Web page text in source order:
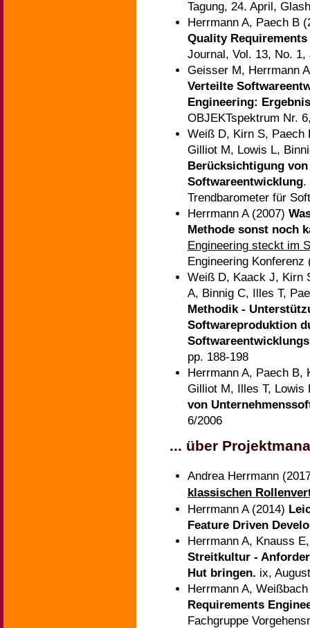
Tagung, 24. April,
Herrmann A, Paech B
Quality
Journal, Vol. 13, No.
Geisser M, Herrmann
Verteilte
Engineering:
OBJEKTspektrum Nr.
Weiß D, Kirn S, Paech
Gilliot M, Lowis L,
Berücksichtigung
Softwareentwicklung.
Trendbarometer für
Herrmann A (2007)
Methode sonst noch
Engineering steckt im
Engineering
Weiß D, Kaack J, Kirn
A, Binnig C, Illes T,
Methodik -
Softwareproduktion
pp. 188-198
Herrmann A, Paech B,
Gilliot M, Illes T,
von
6/2006
... über
Andrea Herrmann
klassischen
Herrmann A (2014)
Feature Driven
Herrmann A, Knauss
Streitkultur -
Hut bringen. ix,
Herrmann A,
Requirements
Fachgruppe